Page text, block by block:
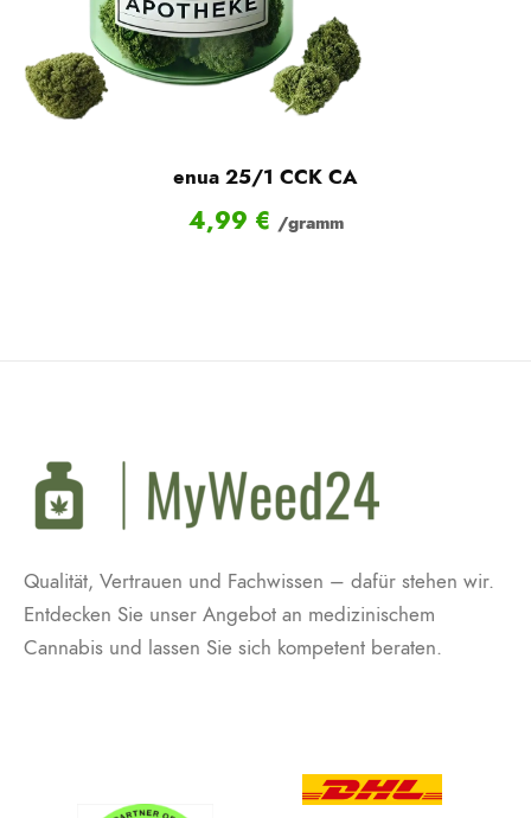
enua 25/1 CCK CA
4,99 € /gramm
Qualität, Vertrauen und Fachwissen – dafür stehen wir.
Entdecken Sie unser Angebot an medizinischem
Cannabis und lassen Sie sich kompetent beraten.